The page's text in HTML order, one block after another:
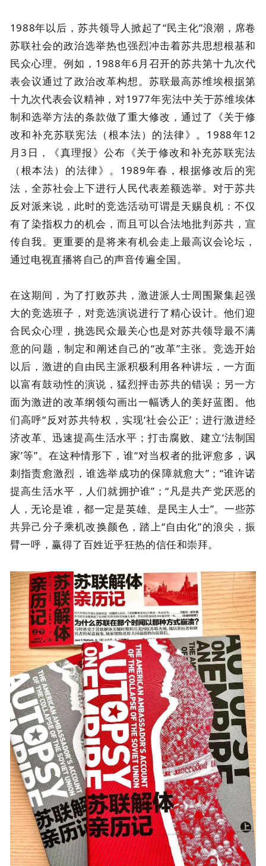
1988年以后，苏共领导人掀起了“民主化”浪潮，席卷
苏联社会的政治选举热也强烈冲击着苏共思想根基和
民众心理。例如，1988年6月召开的苏共第十九次代
表会议通过了政治改革构想。苏联最高苏维埃根据第
十九次代表会议精神，对1977年宪法中关于苏维埃体
制和选举方法的条款做了重大修改，通过了《关于修
改和补充苏联宪法（根本法）的法律》。1988年12
月3日，《真理报》公布《关于修改和补充苏联宪法
（根本法）的法律》。1989年春，根据修改后的宪
法，全苏社会上下进行人民代表差额选举。对于苏共
反对派来说，此时的竞选活动可谓是天赐良机：不仅
有了染指权力的机会，而且可以合法地批判苏共，宣
传自我。更重要的是将来有机会走上最高议会论坛，
通过电视直播将自己的声音传遍全国。
在这期间，为了打败苏共，激进派人士周围聚集起强
大的竞选班子，对竞选演说进行了精心设计。他们迎
合民众心理，挑选民众最关心也是对苏共领导最不满
意的问题，制定和阐述自己的“改革”主张。竞选开始
以后，激进的自由民主派积极利用各种讲坛，一方面
以富有鼓动性的演说，猛烈抨击苏共的错误；另一方
面为激进的改革纲领勾画出一幅诱人的美好蓝图。他
们高呼“反对苏共特权，实现‘社会公正’；进行激进经
济改革、迅速提高生活水平；打击腐败、建立‘法制国
家’等”。在这种情形下，谁“对当权者的批评愈多，讽
刺指责愈激烈，谁选举成功的保障就愈大”；“谁许诺
提高生活水平，人们就拥护谁”；“凡是共产党厌恶的
人，无论是谁，都一定是英雄、是民主人士”。一些苏
共异己分子乘机改换颜色，踏上“自由化”的浪尖，振
臂一呼，赢得了百姓近乎狂热的信任和崇拜。